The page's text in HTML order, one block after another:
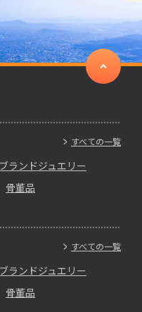
すべての一覧
ブランドジュエリー
骨董品
すべての一覧
ブランドジュエリー
骨董品